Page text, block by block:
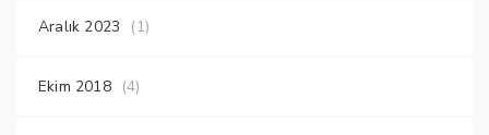
Aralık 2023 (1)
Ekim 2018 (4)